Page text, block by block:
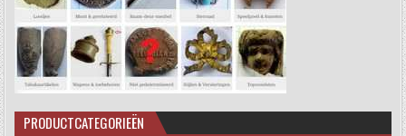
PRODUCTCATEGORIEËN